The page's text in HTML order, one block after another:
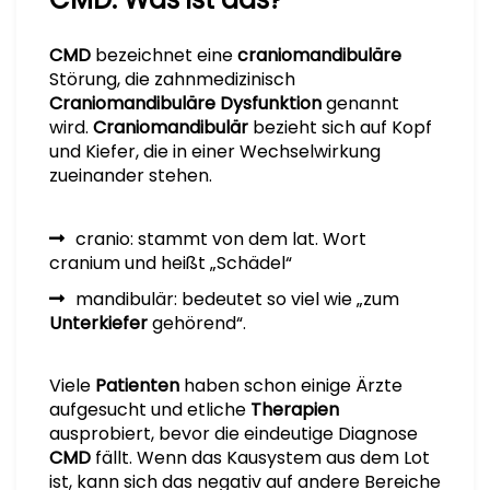
CMD bezeichnet einecraniomandibuläre
Störung, die zahnmedizinisch
Craniomandibuläre Dysfunktiongenannt
wird. Craniomandibulär bezieht sich auf Kopf
und Kiefer, die in einer Wechselwirkung
zueinander stehen.
cranio: stammt von dem lat. Wort
cranium und heißt „Schädel“
mandibulär: bedeutet so viel wie „zum
Unterkiefergehörend“.
Viele Patienten haben schon einige Ärzte
aufgesucht und etliche Therapien
ausprobiert, bevor die eindeutige Diagnose
CMD fällt. Wenn das Kausystem aus dem Lot
ist, kann sich das negativ auf andere Bereiche